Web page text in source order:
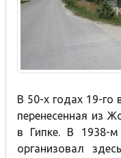
В 50-х годах 19-го
перенесенная из
в Гипке. В 1938-м
организовал